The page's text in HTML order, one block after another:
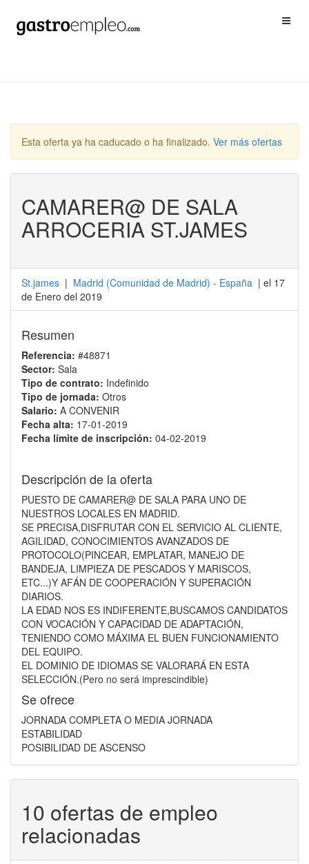
Esta oferta ya ha caducado o ha finalizado. Ver más ofertas
CAMARER@ DE SALA
ARROCERIA ST.JAMES
St.james | Madrid (Comunidad de Madrid) - España | el 17
de Enero del 2019
Resumen
Referencia: #48871
Sector: Sala
Tipo de contrato: Indefinido
Tipo de jornada: Otros
Salario: A CONVENIR
Fecha alta: 17-01-2019
Fecha límite de inscripción: 04-02-2019
Descripción de la oferta
PUESTO DE CAMARER@ DE SALA PARA UNO DE
NUESTROS LOCALES EN MADRID.
SE PRECISA,DISFRUTAR CON EL SERVICIO AL CLIENTE,
AGILIDAD, CONOCIMIENTOS AVANZADOS DE
PROTOCOLO(PINCEAR, EMPLATAR, MANEJO DE
BANDEJA, LIMPIEZA DE PESCADOS Y MARISCOS,
ETC...)Y AFÁN DE COOPERACIÓN Y SUPERACIÓN
DIARIOS.
LA EDAD NOS ES INDIFERENTE,BUSCAMOS CANDIDATOS
CON VOCACIÓN Y CAPACIDAD DE ADAPTACIÓN,
TENIENDO COMO MÁXIMA EL BUEN FUNCIONAMIENTO
DEL EQUIPO.
EL DOMINIO DE IDIOMAS SE VALORARÁ EN ESTA
SELECCIÓN.(Pero no será imprescindible)
Se ofrece
JORNADA COMPLETA O MEDIA JORNADA
ESTABILIDAD
POSIBILIDAD DE ASCENSO
10 ofertas de empleo
relacionadas